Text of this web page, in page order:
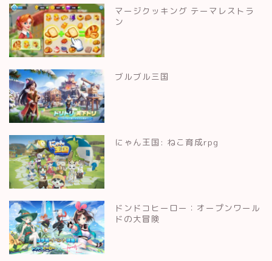
マージクッキング テーマレストラ
ン
ブルブル三国
にゃん王国: ねこ育成rpg
ドンドコヒーロー：オープンワール
ドの大冒険